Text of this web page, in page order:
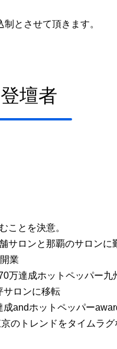
とさせて頂きます。
登壇者
ことを決意。
サロンと那覇のサロンに
業
万達成ホットペッパー九
サロンに移転
andホットペッパー
のトレンドをタイムラ